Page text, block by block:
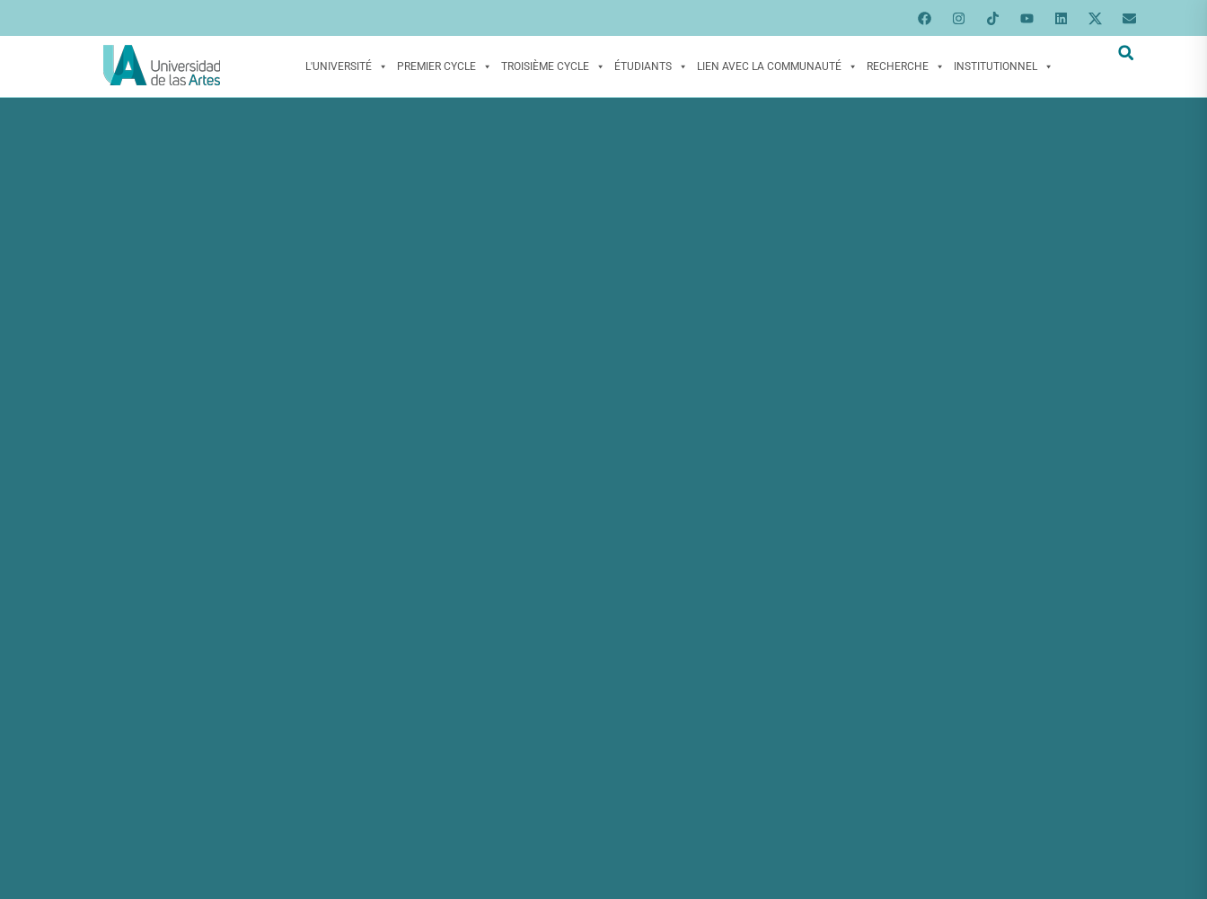
L'UNIVERSITÉ PREMIER CYCLE TROISIÈME CYCLE ÉTUDIANTS LIEN AVEC LA COMMUNAUTÉ RECHERCHE INSTITUTIONNEL